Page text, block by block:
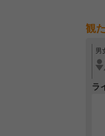
観
男
ラ